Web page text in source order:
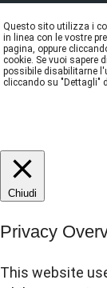
Questo sito utilizza i
in linea con le vostre
pagina, oppure
cookie. Se vuoi sapere
possibile disabilitarne
cliccando su "Dettagli"
Chiudi
Privacy
This website